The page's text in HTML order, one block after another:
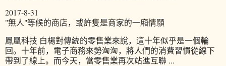
2017-8-31
"無人"等候的商店，或許隻是商家的一廂情願
鳳凰科技 白楊對傳統的零售業來說，這十年似乎是一個輪
回。十年前，電子商務來勢洶洶，將人們的消費習慣從線下
帶到了線上。而今天，當零售業再次站進互聯 ...